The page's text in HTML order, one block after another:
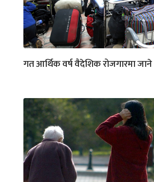
गत आर्थिक वर्ष वैदेशिक रोजगारमा